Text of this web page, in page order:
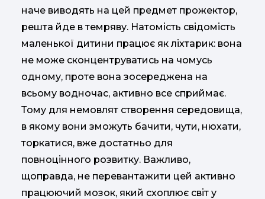
наче виводять на цей предмет прожектор,
решта йде в темряву. Натомість свідомість
маленької дитини працює як ліхтарик: вона
не може сконцентруватись на чомусь
одному, проте вона зосереджена на
всьому водночас, активно все сприймає.
Тому для немовлят створення середовища,
в якому вони зможуть бачити, чути, нюхати,
торкатися, вже достатньо для
повноцінного розвитку. Важливо,
щоправда, не перевантажити цей активно
працюючий мозок, який схоплює світ у